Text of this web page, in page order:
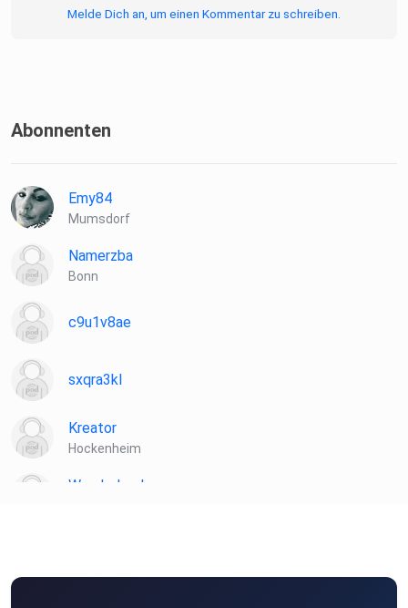
Melde Dich an, um einen Kommentar zu schreiben.
Abonnenten
Emy84
Mumsdorf
Namerzba
Bonn
c9u1v8ae
sxqra3kl
Kreator
Hockenheim
Wunderlorchen